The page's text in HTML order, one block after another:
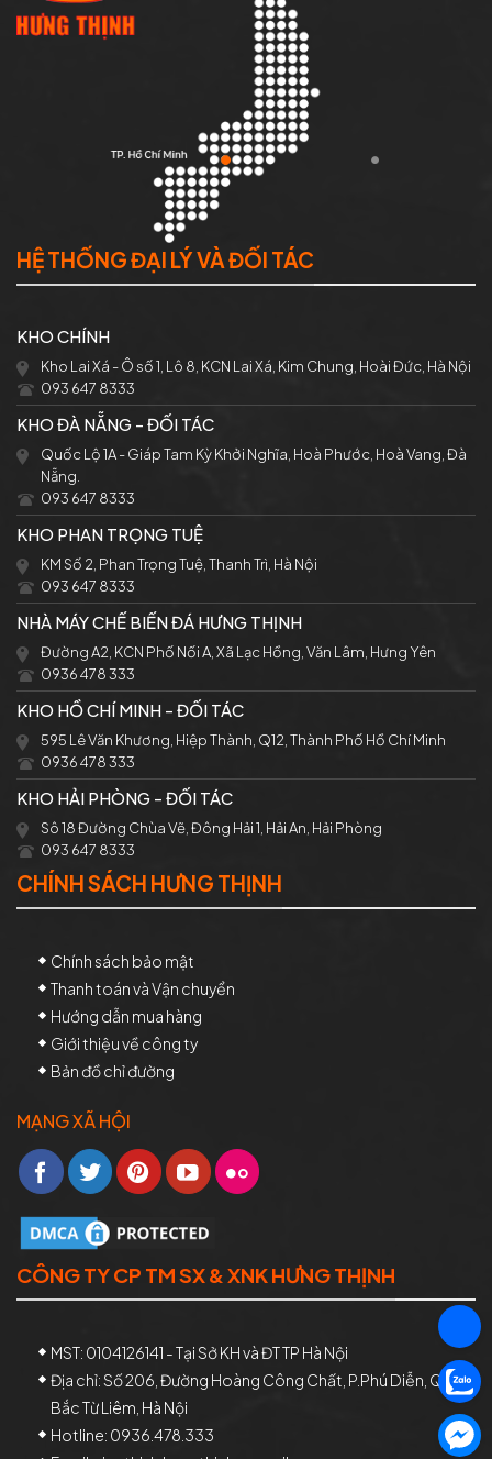
HỆ THỐNG ĐẠI LÝ VÀ ĐỐI TÁC
KHO CHÍNH
Kho Lai Xá - Ô số 1, Lô 8, KCN Lai Xá, Kim Chung, Hoài Đức, Hà Nội
093 647 8333
KHO ĐÀ NẴNG - ĐỐI TÁC
Quốc Lộ 1A - Giáp Tam Kỳ Khởi Nghĩa, Hoà Phước, Hoà Vang, Đà
Nẵng.
093 647 8333
KHO PHAN TRỌNG TUỆ
KM Số 2, Phan Trọng Tuệ, Thanh Trì, Hà Nội
093 647 8333
NHÀ MÁY CHẾ BIẾN ĐÁ HƯNG THỊNH
Đường A2, KCN Phố Nối A, Xã Lạc Hồng, Văn Lâm, Hưng Yên
0936 478 333
KHO HỒ CHÍ MINH - ĐỐI TÁC
595 Lê Văn Khương, Hiệp Thành, Q12, Thành Phố Hồ Chí Minh
0936 478 333
KHO HẢI PHÒNG - ĐỐI TÁC
Sô 18 Đường Chùa Vẽ, Đông Hải 1, Hải An, Hải Phòng
093 647 8333
CHÍNH SÁCH HƯNG THỊNH
Chính sách bảo mật
Thanh toán và Vận chuyển
Hướng dẫn mua hàng
Giới thiệu về công ty
Bản đồ chỉ đường
MẠNG XÃ HỘI
CÔNG TY CP TM SX & XNK HƯNG THỊNH
MST: 0104126141 - Tại Sở KH và ĐT TP Hà Nội
Địa chỉ: Số 206, Đường Hoàng Công Chất, P.Phú Diễn, Quận
Bắc Từ Liêm, Hà Nội
Hotline: 0936.478.333